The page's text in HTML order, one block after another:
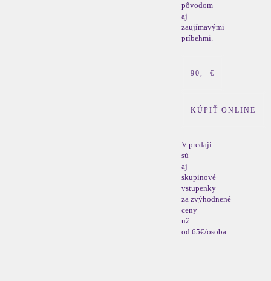
pôvodom
aj
zaujímavými
príbehmi.
90,- €
KÚPIŤ ONLINE
V predaji
sú
aj
skupinové
vstupenky
za zvýhodnené
ceny
už
od 65€/osoba.